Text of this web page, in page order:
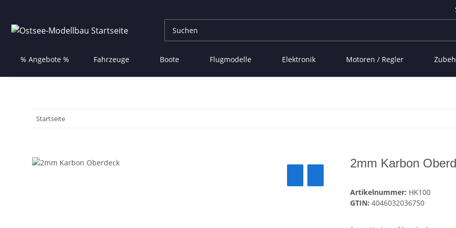
% Angebote % Fahrzeuge Boote Flugmodelle Elektronik Motoren / Regler
Startseite
2mm Karbon
Artikelnummer: HK100
GTIN: 4046032036750